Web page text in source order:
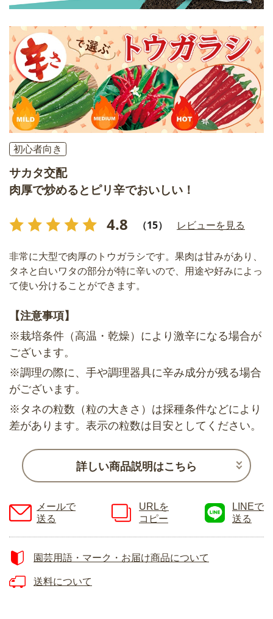
初心者向き
サカタ交配
肉厚で炒めるとピリ辛でおいしい！
4.8 （15） レビューを見る
非常に大型で肉厚のトウガラシです。果肉は甘みがあり、
タネと白いワタの部分が特に辛いので、用途や好みによっ
て使い分けることができます。
【注意事項】
※栽培条件（高温・乾燥）により激辛になる場合が
ございます。
※調理の際に、手や調理器具に辛み成分が残る場合
がございます。
※タネの粒数（粒の大きさ）は採種条件などにより
差があります。表示の粒数は目安としてください。
詳しい商品説明はこちら
メールで
送る
URLを
コピー
LINEで
送る
園芸用語・マーク・お届け商品について
送料について